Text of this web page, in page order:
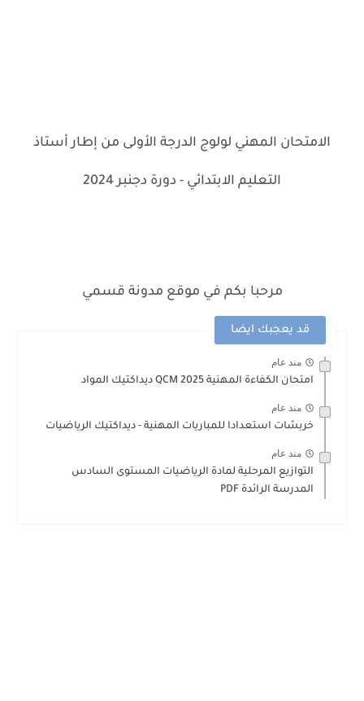
الامتحان المهني لولوج الدرجة الأولى من إطار أستاذ
التعليم الابتدائي - دورة دجنبر 2024
مرحبا بكم في موقع مدونة قسمي
قد يعجبك ايضا
منذ عام
امتحان الكفاءة المهنية QCM 2025 ديداكتيك المواد
منذ عام
خربشات استعدادا للمباريات المهنية - ديداكتيك الرياضيات
منذ عام
التوازيع المرحلية لمادة الرياضيات المستوى السادس
المدرسة الرائدة PDF